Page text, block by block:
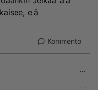
elä
Kommentoi